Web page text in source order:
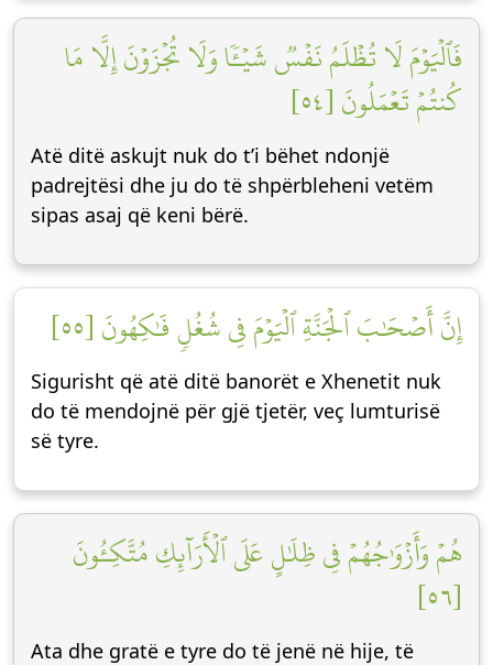
فَٱلۡيَوۡمَ لَا تُظۡلَمُ نَفۡسٞ شَيۡـٔٗا وَلَا تُجۡزَوۡنَ إِلَّا مَا
كُنتُمۡ تَعۡمَلُونَ [٥٤]
Atë ditë askujt nuk do t’i bëhet ndonjë
padrejtësi dhe ju do të shpërbleheni vetëm
sipas asaj që keni bërë.
إِنَّ أَصۡحَٰبَ ٱلۡجَنَّةِ ٱلۡيَوۡمَ فِي شُغُلٖ فَٰكِهُونَ [٥٥]
Sigurisht që atë ditë banorët e Xhenetit nuk
do të mendojnë për gjë tjetër, veç lumturisë
së tyre.
هُمۡ وَأَزۡوَٰجُهُمۡ فِي ظِلَٰلٍ عَلَى ٱلۡأَرَآئِكِ مُتَّكِـُٔونَ
[٥٦]
Ata dhe gratë e tyre do të jenë në hije, të